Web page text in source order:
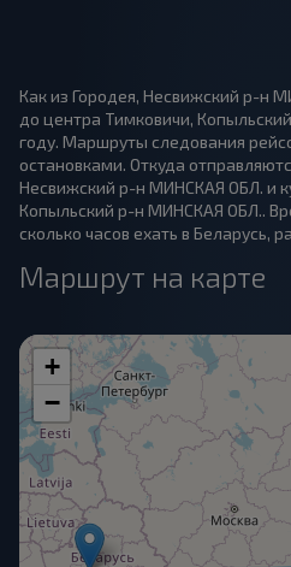
Как из Городея, Несвижский р-н
до центра Тимковичи,
году. Маршруты следования
остановками. Откуда
Несвижский р-н МИНСКАЯ ОБЛ. и
Копыльский р-н МИНСКАЯ ОБЛ..
сколько часов ехать в Беларусь,
Маршрут на карте
+
−